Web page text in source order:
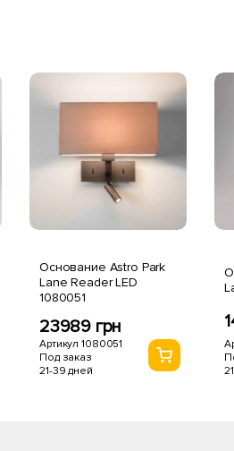
Основание Astro Park
Lane Reader LED
1080051
23989 грн
Артикул 1080051
Под заказ
21-39 дней